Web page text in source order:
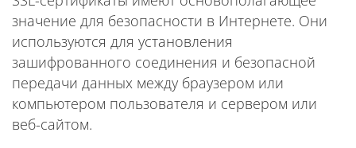
значение для безопасности в Интернете. Они
используются для установления
зашифрованного соединения и безопасной
передачи данных между браузером или
компьютером пользователя и сервером или
веб-сайтом.